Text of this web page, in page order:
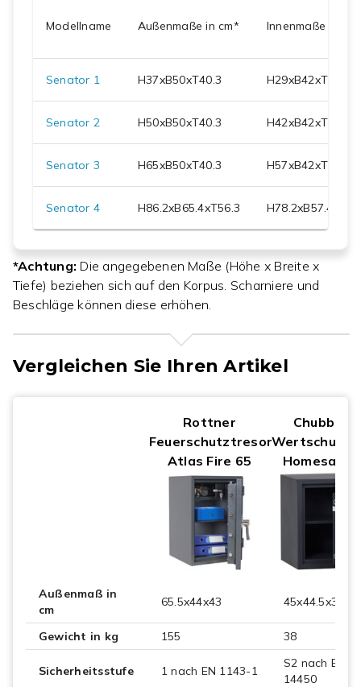
Modellname Außenmaße in cm* Innenmaße in cm
Senator 1 H37xB50xT40.3 H29xB42xT
Senator 2 H50xB50xT40.3 H42xB42xT
Senator 3 H65xB50xT40.3 H57xB42xT
Senator 4 H86.2xB65.4xT56.3 H78.2xB57.4
*Achtung: Die angegebenen Maße (Höhe x Breite x
Tiefe) beziehen sich auf den Korpus. Scharniere und
Beschläge können diese erhöhen.
Vergleichen Sie Ihren Artikel
Rottner
Feuerschutztresor
Atlas Fire 65
Homesafe
Außenmaß in
cm
65.5x44x43 45x44.5x39
Gewicht in kg 155 38
Sicherheitsstufe 1 nach EN 1143-1
S2 nach EN
14450